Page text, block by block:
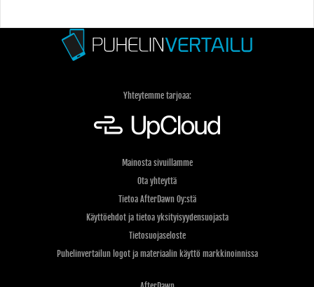
Yhteytemme tarjoaa:
Mainosta sivuillamme
Ota yhteyttä
Tietoa AfterDawn Oy:stä
Käyttöehdot ja tietoa yksityisyydensuojasta
Tietosuojaseloste
Puhelinvertailun logot ja materiaalin käyttö markkinoinnissa